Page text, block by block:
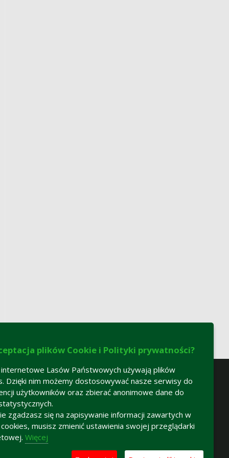
plików Cookie i Polityki prywatności?
Lasów Państwowych używają plików
Dzięki nim możemy dostosowywać nasze serwisy do
użytkowników oraz zbierać anonimowe dane do
zgadzasz się na zapisywanie informacji zawartych w
cookies, musisz zmienić ustawienia swojej przeglądarki
Więcej